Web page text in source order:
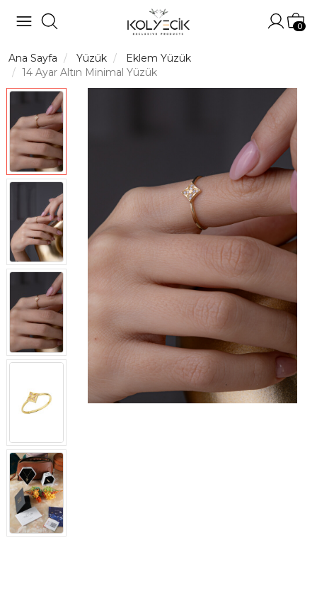
0
Ana Sayfa Yüzük
Eklem Yüzük
14 Ayar Altın Minimal Yüzük